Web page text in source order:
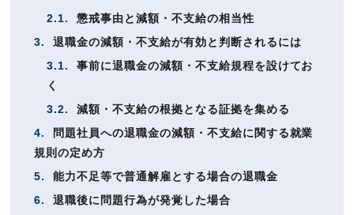
2.1.
懲戒事由と減額・不支給の相当性
3.
退職金の減額・不支給が有効と判断されるには
3.1.
事前に退職金の減額・不支給規程を設けてお
く
3.2.
減額・不支給の根拠となる証拠を集める
4.
問題社員への退職金の減額・不支給に関する就業
規則の定め方
5.
能力不足等で普通解雇とする場合の退職金
6.
退職後に問題行為が発覚した場合